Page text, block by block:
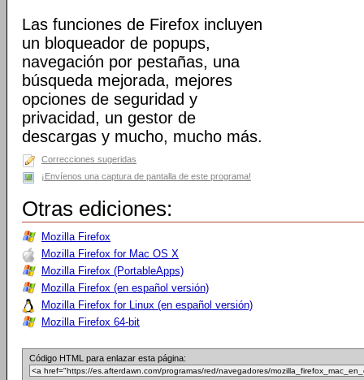
Las funciones de Firefox incluyen
un bloqueador de popups,
navegación por pestañas, una
búsqueda mejorada, mejores
opciones de seguridad y
privacidad, un gestor de
descargas y mucho, mucho más.
Correcciones sugeridas
¡Envíenos una captura de pantalla de este programa!
Otras ediciones:
Mozilla Firefox
Mozilla Firefox for Mac OS X
Mozilla Firefox (PortableApps)
Mozilla Firefox (en español versión)
Mozilla Firefox for Linux (en español versión)
Mozilla Firefox 64-bit
Código HTML para enlazar esta página: